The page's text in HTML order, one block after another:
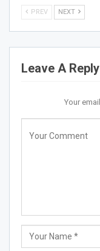
PREV NEXT
Leave A Reply
Your